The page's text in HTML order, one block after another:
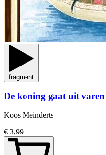
fragment
De koning gaat uit varen
Koos Meinderts
€ 3,99